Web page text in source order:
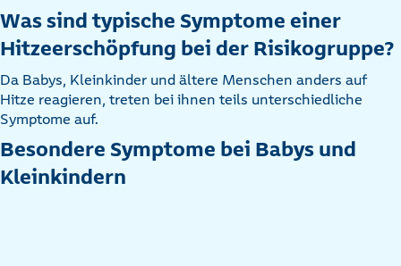
Was sind typische Symptome einer
Hitzeerschöpfung bei der Risikogruppe?
Da Babys, Kleinkinder und ältere Menschen anders auf
Hitze reagieren, treten bei ihnen teils unterschiedliche
Symptome auf.
Besondere Symptome bei Babys und
Kleinkindern